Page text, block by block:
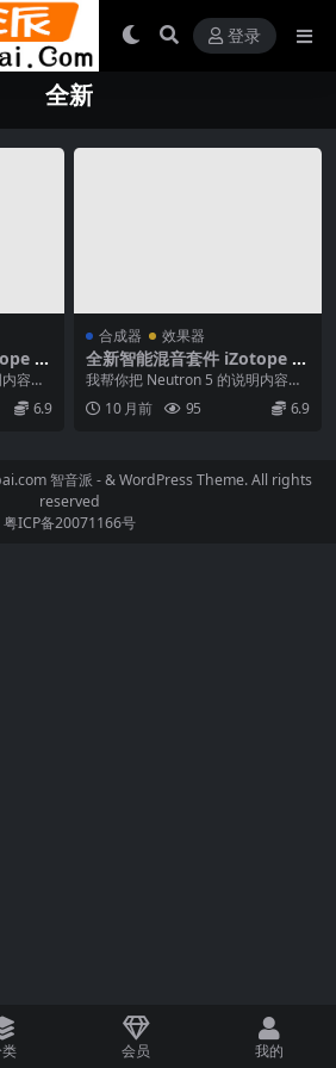
登录
全新
N
容整
留结
6.9
合成器 效果器
全新智能混音套件 iZotope N
eutron 5 v5.1.0.1254 WiN
我帮你把 Neutron 5 的说明内容整
理成一个清晰的中文版本（保留结
构、功能...
10 月前 95 6.9
智音派 - & WordPress Theme. All rights
reserved
粤ICP备20071166号
会员 我的